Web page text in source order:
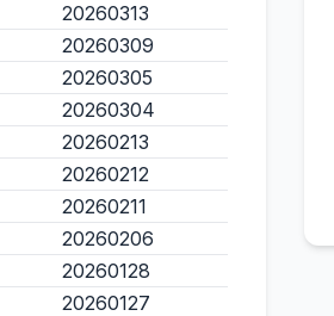
20260313
20260309
20260305
20260304
20260213
20260212
20260211
20260206
20260128
20260127